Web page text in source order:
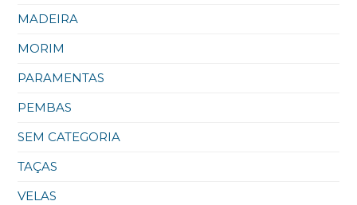
MADEIRA
MORIM
PARAMENTAS
PEMBAS
SEM CATEGORIA
TAÇAS
VELAS